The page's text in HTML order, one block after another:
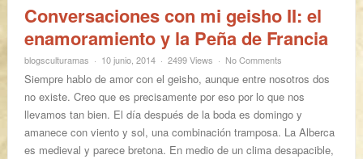
Conversaciones con mi geisho II: el
enamoramiento y la Peña de Francia
blogsculturamas 10 junio, 2014 2499 Views No Comments
Siempre hablo de amor con el geisho, aunque entre nosotros dos
no existe. Creo que es precisamente por eso por lo que nos
llevamos tan bien. El día después de la boda es domingo y
amanece con viento y sol, una combinación tramposa. La Alberca
es medieval y parece bretona. En medio de un clima desapacible,